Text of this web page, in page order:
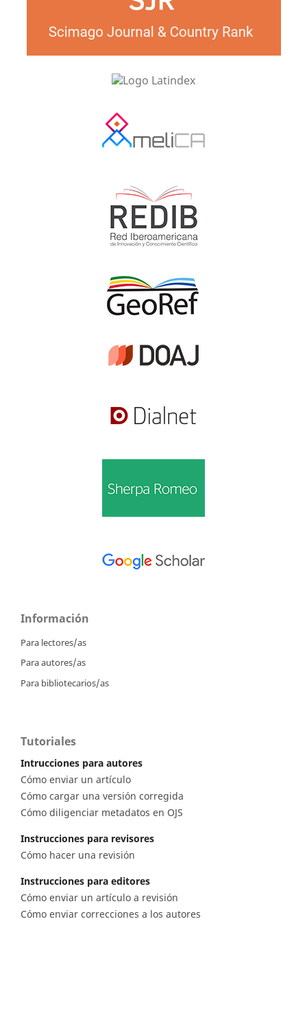
Información
Para lectores/as
Para autores/as
Para bibliotecarios/as
Tutoriales
Intrucciones para autores
Cómo enviar un artículo
Cómo cargar una versión corregida
Cómo diligenciar metadatos en OJS
Instrucciones para revisores
Cómo hacer una revisión
Instrucciones para editores
Cómo enviar un artículo a revisión
Cómo enviar correcciones a los autores